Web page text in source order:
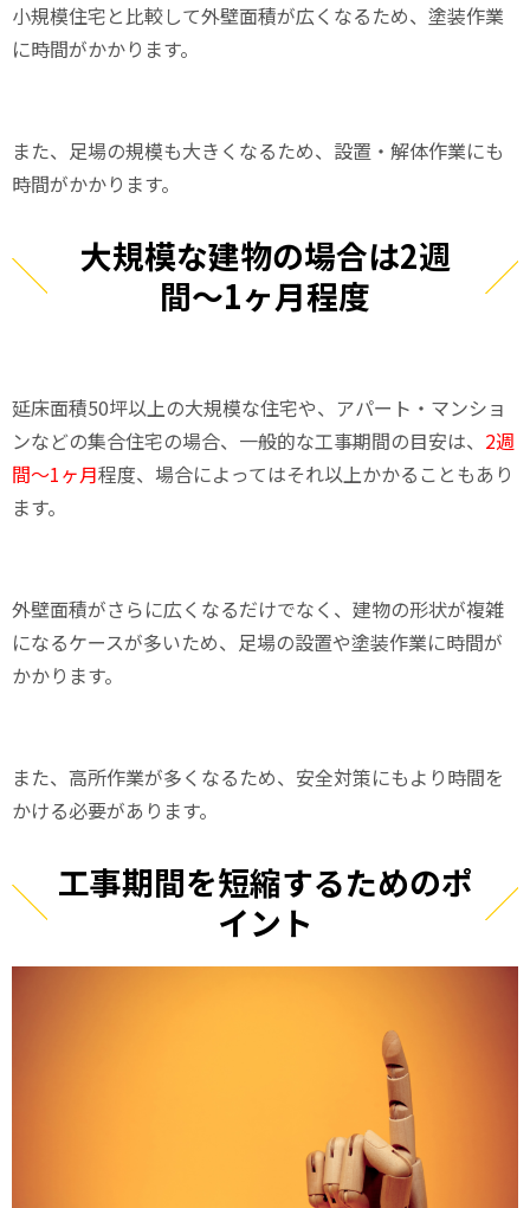
小規模住宅と比較して外壁面積が広くなるため、塗装作業
に時間がかかります。
また、足場の規模も大きくなるため、設置・解体作業にも
時間がかかります。
大規模な建物の場合は2週
間〜1ヶ月程度
延床面積50坪以上の大規模な住宅や、アパート・マンショ
ンなどの集合住宅の場合、一般的な工事期間の目安は、 2週
間〜1ヶ月程度、場合によってはそれ以上かかることもあり
ます。
外壁面積がさらに広くなるだけでなく、建物の形状が複雑
になるケースが多いため、足場の設置や塗装作業に時間が
かかります。
また、高所作業が多くなるため、安全対策にもより時間を
かける必要があります。
工事期間を短縮するためのポ
イント